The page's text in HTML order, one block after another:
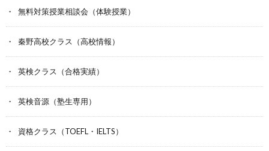
無料対策授業相談会（体験授業）
秦野高校クラス（高校情報）
英検クラス（合格実績）
英検音源（塾生専用）
資格クラス（TOEFL・IELTS）